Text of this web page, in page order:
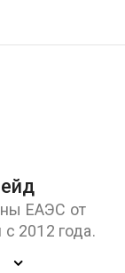
ЕАЭС от
2012 года.